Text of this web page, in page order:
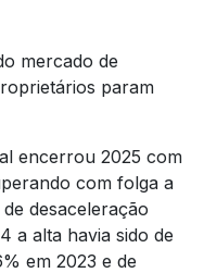
mercado de
param
encerrou 2025 com
com folga a
desaceleração
a alta havia sido de
em 2023 e de